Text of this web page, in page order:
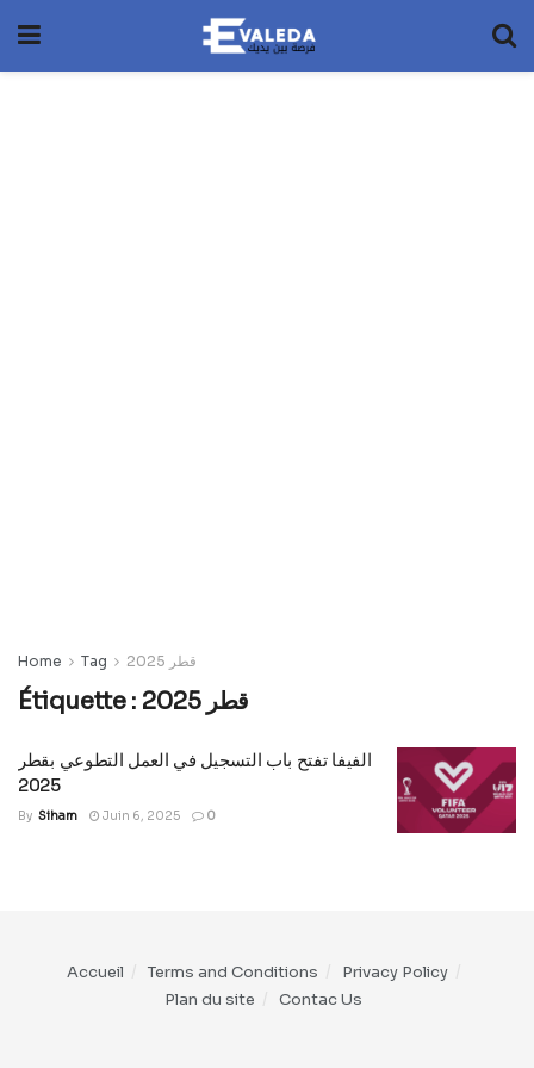
Home Tag 2025 قطر
Étiquette : 2025 قطر
الفيفا تفتح باب التسجيل في العمل التطوعي بقطر
2025
By Siham Juin 6, 2025 0
Accueil Terms and Conditions
Privacy Policy
Plan du site
Contac Us